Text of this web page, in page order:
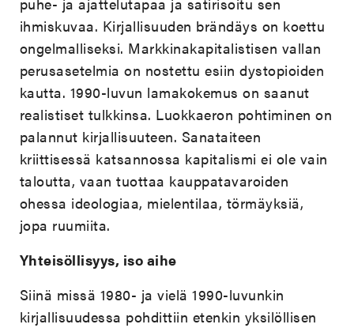
ihmiskuvaa. Kirjallisuuden brändäys on koettu
ongelmalliseksi. Markkinakapitalistisen vallan
perusasetelmia on nostettu esiin dystopioiden
kautta. 1990-luvun lamakokemus on saanut
realistiset tulkkinsa. Luokkaeron pohtiminen on
palannut kirjallisuuteen. Sanataiteen
kriittisessä katsannossa kapitalismi ei ole vain
taloutta, vaan tuottaa kauppatavaroiden
ohessa ideologiaa, mielentilaa, törmäyksiä,
jopa ruumiita.
Yhteisöllisyys, iso aihe
Siinä missä 1980- ja vielä 1990-luvunkin
kirjallisuudessa pohdittiin etenkin yksilöllisen